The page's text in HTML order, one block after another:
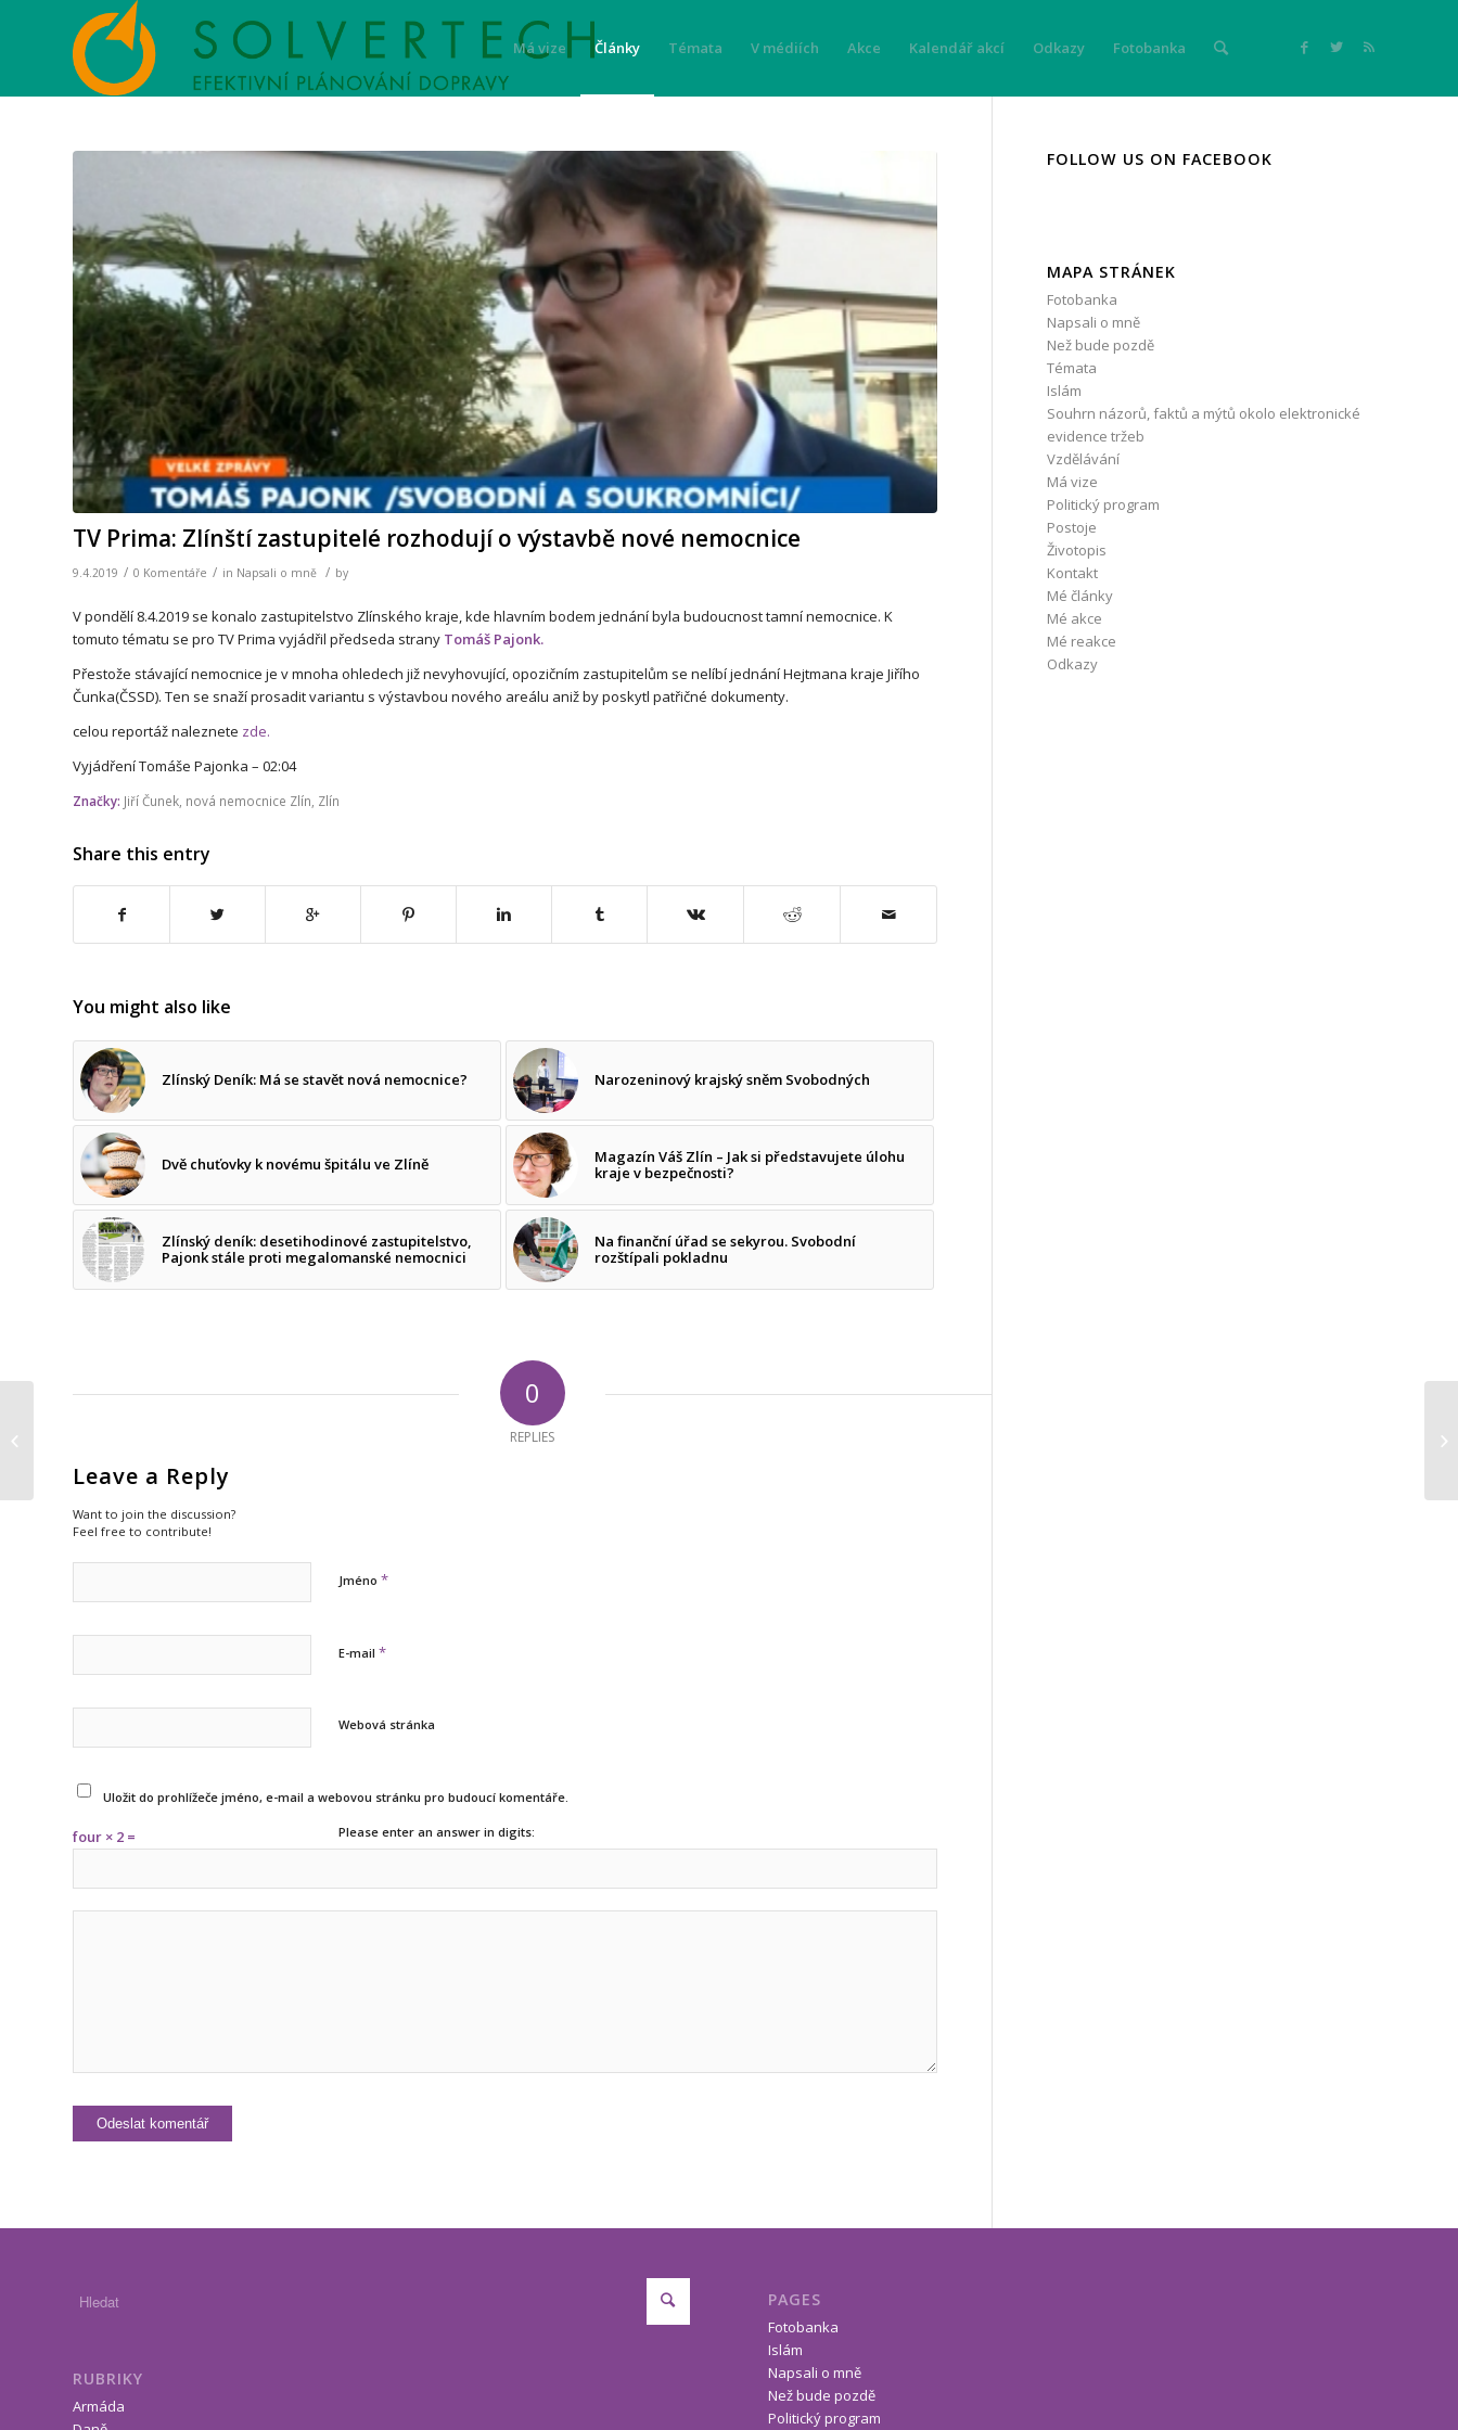
Má vize Články Témata V médiích Akce Kalendář akcí Odkazy Fotobanka
TV Prima: Zlínští zastupitelé rozhodují o výstavbě nové nemocnice
9.4.2019 / 0 Komentáře / in Napsali o mně / by
V pondělí 8.4.2019 se konalo zastupitelstvo Zlínského kraje, kde hlavním bodem jednání byla budoucnost tamní nemocnice. K
tomuto tématu se pro TV Prima vyjádřil předseda strany Tomáš Pajonk.
Přestože stávající nemocnice je v mnoha ohledech již nevyhovující, opozičním zastupitelům se nelíbí jednání Hejtmana kraje Jiřího
Čunka(ČSSD). Ten se snaží prosadit variantu s výstavbou nového areálu aniž by poskytl patřičné dokumenty.
celou reportáž naleznete zde.
Vyjádření Tomáše Pajonka – 02:04
Značky: Jiří Čunek nová nemocnice Zlín Zlín
Share this entry
You might also like
Zlínský Deník: Má se stavět nová nemocnice? Narozeninový krajský sněm Svobodných
Dvě chuťovky k novému špitálu ve Zlíně
Magazín Váš Zlín – Jak si představujete úlohu
kraje v bezpečnosti?
Zlínský deník: desetihodinové zastupitelstvo,
Pajonk stále proti megalomanské nemocnici
Na finanční úřad se sekyrou. Svobodní
rozštípali pokladnu
0
REPLIES
Leave a Reply
Want to join the discussion?
Feel free to contribute!
Jméno *
E-mail *
Webová stránka
Uložit do prohlížeče jméno, e-mail a webovou stránku pro budoucí komentáře.
Please enter an answer in digits:
four × 2 =
FOLLOW US ON FACEBOOK
MAPA STRÁNEK
Fotobanka
Napsali o mně
Než bude pozdě
Témata
Islám
Souhrn názorů, faktů a mýtů okolo elektronické
evidence tržeb
Vzdělávání
Má vize
Politický program
Postoje
Životopis
Kontakt
Mé články
Mé akce
Mé reakce
Odkazy
RUBRIKY
Armáda
PAGES
Fotobanka
Islám
Napsali o mně
Než bude pozdě
Politický program
dohromad...